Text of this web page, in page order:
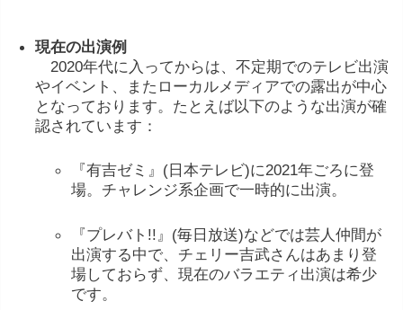
現在の出演例
2020年代に入 ってからは、 不定期でのテレビ出演
やイベント、 また ローカルメディアでの露出が中心
と なっており ます。 たとえば以下のよう な出演が確
認されてい ます：
『有吉ゼミ』( 日本テレビ)に2021年ごろに登
場。 チャレンジ系企画で一時的に出演。
『プレバト!!』(毎日 放送)などでは芸人仲間が
出演する中で、 チェリー吉武さんはあまり登
場しておらず、現在のバラエティ 出演は希少
です。